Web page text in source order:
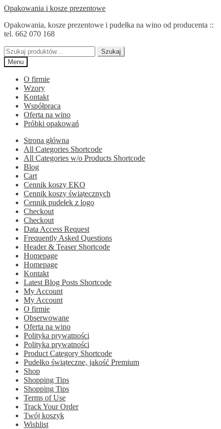
Przejdź
nawigacji
Przejdź
treści
Opakowania i kosze prezentowe
Opakowania, kosze prezentowe i pudełka na wino od producenta ::
tel. 662 070 168
Szukaj:
Szukaj
Menu
O firmie
Wzory
Kontakt
Współpraca
Oferta na wino
Próbki opakowań
Strona główna
All Categories Shortcode
All Categories w/o Products Shortcode
Blog
Cart
Cennik koszy EKO
Cennik koszy świątecznych
Cennik pudełek z logo
Checkout
Checkout
Data Access Request
Frequently Asked Questions
Header & Teaser Shortcode
Homepage
Homepage
Kontakt
Latest Blog Posts Shortcode
My Account
My Account
O firmie
Obserwowane
Oferta na wino
Polityka prywatności
Polityka prywatności
Product Category Shortcode
Pudełko świąteczne, jakość Premium
Shop
Shopping Tips
Shopping Tips
Terms of Use
Track Your Order
Twój koszyk
Wishlist